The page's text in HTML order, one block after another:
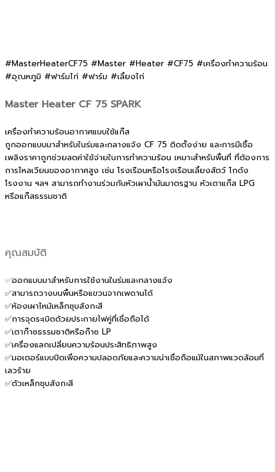
#MasterHeaterCF75 #Master #Heater #CF75 #เครื่องทำความร้อน
#อุณหภูมิ #ฟาร์มไก่ #ฟาร์ม #เลี้ยงไก่
Master Heater CF 75 SPARK
เครื่องทำความร้อนอากาศแบบใช้แก๊ส
ถูกออกแบบมาสำหรับในร่มและกลางแจ้ง CF 75 ติดตั้งง่าย และการมีเชื้อ
เพลิงราคาถูกช่วยลดค่าใช้จ่ายในการทำความร้อน เหมาะสำหรับพื้นที่ ที่ต้องการ
การไหลเวียนของอากาศสูง เช่น โรงเรือนหรือโรงเรือนเลี้ยงสัตว์ โกดัง
โรงงาน ฯลฯ สามารถทำงานร่วมกับหัวเผาน้ำมันมาตรฐาน หัวเตาแก๊ส LPG
หรือแก๊สธรรมชาติ
คุณสมบัติ
✅ออกแบบมาสำหรับการใช้งานในร่มและกลางแจ้ง
✅สามารถวางบนพื้นหรือแขวนจากเพดานได้
✅ห้องเผาไหม้เหล็กชุบสังกะสี
✅การจุดระเบิดด้วยประกายไฟคู่ที่เชื่อถือได้
✅เตาก๊าซธรรมชาติหรือก๊าซ LP
✅เครื่องแลกเปลี่ยนความร้อนประสิทธิภาพสูง
✅มอเตอร์แบบปิดเพื่อความปลอดภัยและความน่าเชื่อถือแม้ในสภาพแวดล้อมที่
เลวร้าย
✅ตัวเหล็กชุบสังกะสี